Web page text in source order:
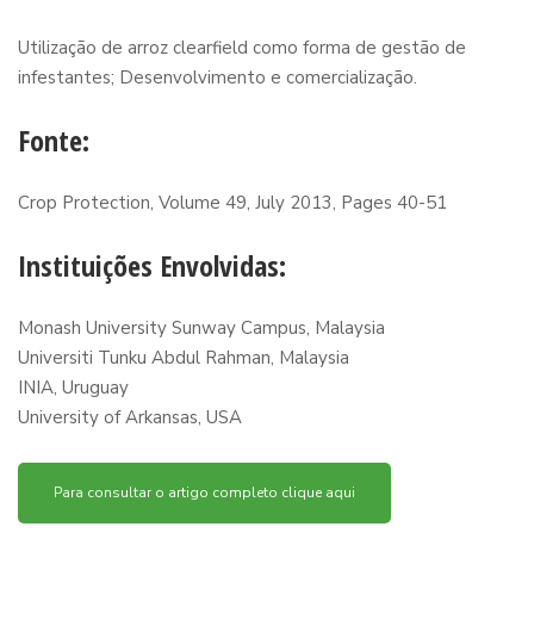
Utilização de arroz clearfield como forma de gestão de
infestantes; Desenvolvimento e comercialização.
Fonte:
Crop Protection, Volume 49, July 2013, Pages 40-51
Instituições Envolvidas:
Monash University Sunway Campus, Malaysia
Universiti Tunku Abdul Rahman, Malaysia
INIA, Uruguay
University of Arkansas, USA
Para consultar o artigo completo clique aqui